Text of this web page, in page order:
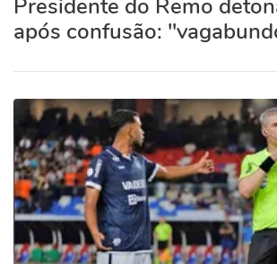
Presidente do Remo
após confusão: